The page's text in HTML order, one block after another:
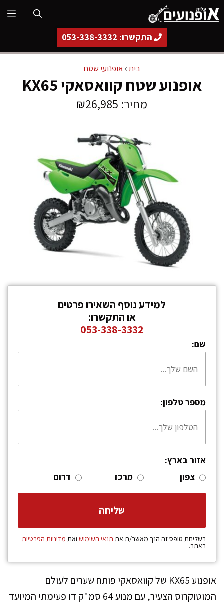
לדלג
לתוכן
התקשרו: 053-338-3332
בית› אופנועי שטח
אופנוע שטח קוואסאקי KX65
מחיר: ₪26,985
למידע נוסף השאירו פרטים
או התקשרו:
053-338-3332
שם:
מספר טלפון:
אזור בארץ:
צפון
מרכז דרום
בשליחת טופס זה הנך מאשר/ת את תנאי השימוש ואת מדיניות הפרטיות
באתר.
אופנוע KX65 של קוואסאקי פותח שערים לעולם
המוטוקרוס הצעיר, עם מנוע 64 סמ"ק דו פעימתי המיועד